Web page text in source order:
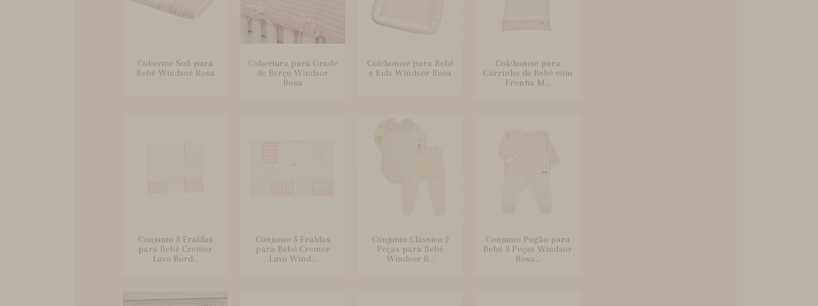
Cobertor Soft para
Bebê Windsor Rosa
Cobertura para Grade
de Berço Windsor
Rosa
Colchonete para Bebê
e Kids Windsor Rosa
Colchonete para
Carrinho de Bebê com
Fronha M...
Conjunto 3 Fraldas
para Bebê Cremer
Luxo Bord...
Conjunto 5 Fraldas
para Bebê Cremer
Luxo Wind...
Conjunto Clássico 2
Peças para Bebê
Windsor R...
Conjunto Pagão para
Bebê 3 Peças Windsor
Rosa...